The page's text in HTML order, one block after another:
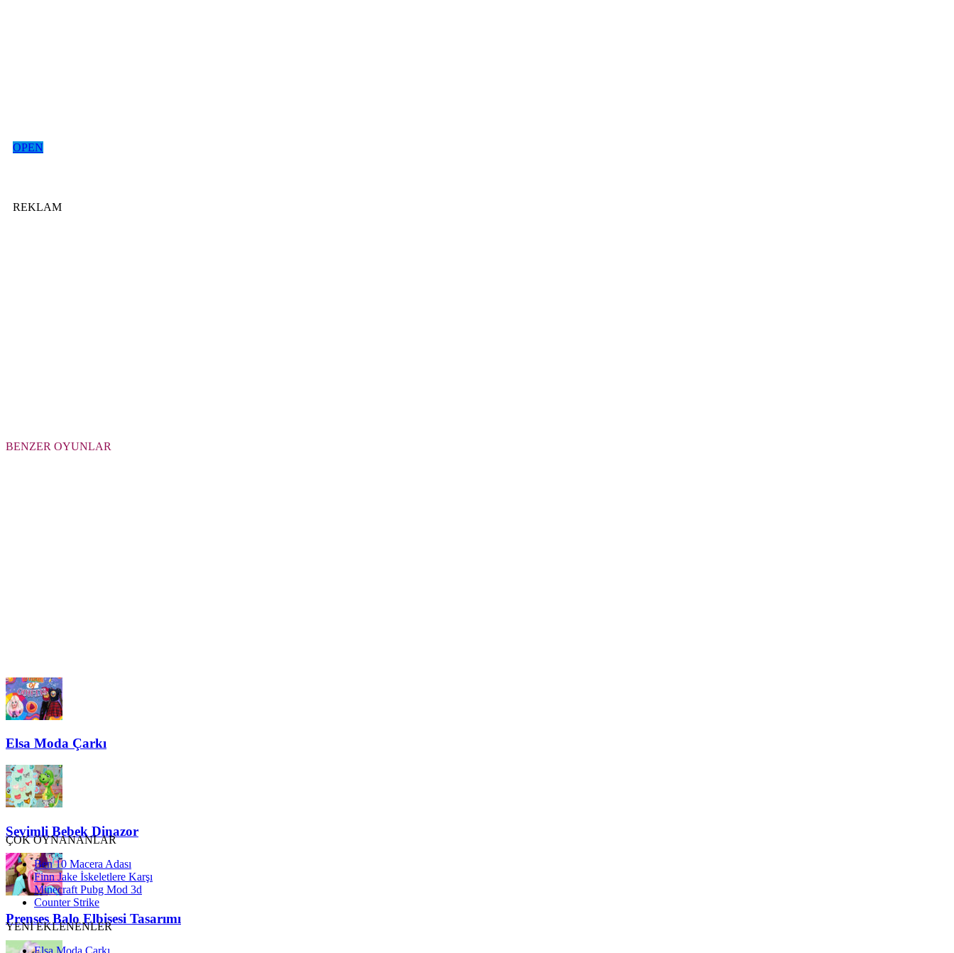
OPEN
REKLAM
BENZER OYUNLAR
Elsa Moda Çarkı
Sevimli Bebek Dinazor
Prenses Balo Elbisesi Tasarımı
ÇOK OYNANANLAR
Ben 10 Macera Adası
Finn Jake İskeletlere Karşı
Minecraft Pubg Mod 3d
Counter Strike
YENİ EKLENENLER
Elsa Moda Çarkı